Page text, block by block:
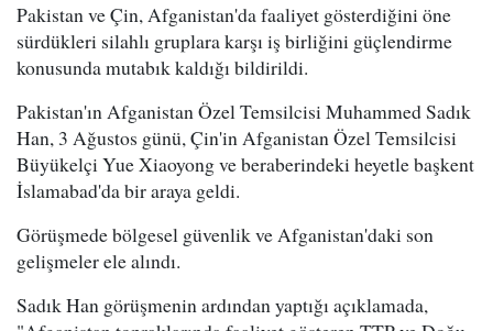
Pakistan ve Çin, Afganistan'da faaliyet gösterdiğini öne
sürdükleri silahlı gruplara karşı iş birliğini güçlendirme
konusunda mutabık kaldığı bildirildi.
Pakistan'ın Afganistan Özel Temsilcisi Muhammed Sadık
Han, 3 Ağustos günü, Çin'in Afganistan Özel Temsilcisi
Büyükelçi Yue Xiaoyong ve beraberindeki heyetle başkent
İslamabad'da bir araya geldi.
Görüşmede bölgesel güvenlik ve Afganistan'daki son
gelişmeler ele alındı.
Sadık Han görüşmenin ardından yaptığı açıklamada,